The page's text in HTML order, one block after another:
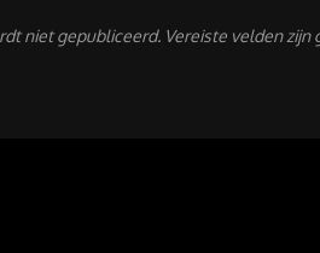
niet gepubliceerd. Vereiste velden zijn